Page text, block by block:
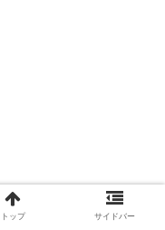
トップ サイドバー